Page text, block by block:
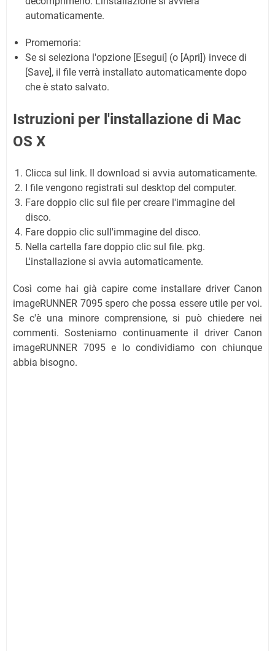
automaticamente.
Promemoria:
Se si seleziona l'opzione [Esegui] (o [Apri]) invece di
[Save], il file verrà installato automaticamente dopo
che è stato salvato.
Istruzioni per l'installazione di Mac
OS X
Clicca sul link. Il download si avvia automaticamente.
I file vengono registrati sul desktop del computer.
Fare doppio clic sul file per creare l'immagine del
disco.
Fare doppio clic sull'immagine del disco.
Nella cartella fare doppio clic sul file. pkg.
L'installazione si avvia automaticamente.
Così come hai già capire come installare driver Canon
imageRUNNER 7095 spero che possa essere utile per voi.
Se c'è una minore comprensione, si può chiedere nei
commenti. Sosteniamo continuamente il driver Canon
imageRUNNER 7095 e lo condividiamo con chiunque
abbia bisogno.